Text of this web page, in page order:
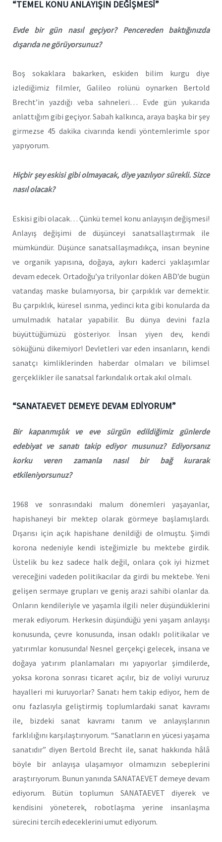
“TEMEL KONU ANLAYIŞIN DEĞİŞMESİ”
Evde bir gün nasıl geçiyor? Pencereden baktığınızda
dışarıda ne görüyorsunuz?
Boş sokaklara bakarken, eskiden bilim kurgu diye
izlediğimiz filmler, Galileo rolünü oynarken Bertold
Brecht’in yazdığı veba sahneleri… Evde gün yukarıda
anlattığım gibi geçiyor. Sabah kalkınca, araya başka bir şey
girmezse 45 dakika civarında kendi yöntemlerimle spor
yapıyorum.
Hiçbir şey eskisi gibi olmayacak, diye yazılıyor sürekli. Sizce
nasıl olacak?
Eskisi gibi olacak… Çünkü temel konu anlayışın değişmesi!
Anlayış değişimi de düşünceyi sanatsallaştırmak ile
mümkündür. Düşünce sanatsallaşmadıkça, insan beynine
ve organik yapısına, doğaya, aykırı kaderci yaklaşımlar
devam edecek. Ortadoğu’ya trilyonlar döken ABD’de bugün
vatandaş maske bulamıyorsa, bir çarpıklık var demektir.
Bu çarpıklık, küresel ısınma, yedinci kıta gibi konularda da
umulmadık hatalar yapabilir. Bu dünya devini fazla
büyüttüğümüzü gösteriyor. İnsan yiyen dev, kendi
söküğünü dikemiyor! Devletleri var eden insanların, kendi
sanatçı kimliklerinden haberdar olmaları ve bilimsel
gerçeklikler ile sanatsal farkındalık ortak akıl olmalı.
“SANATAEVET DEMEYE DEVAM EDİYORUM”
Bir kapanmışlık ve eve sürgün edildiğimiz günlerde
edebiyat ve sanatı takip ediyor musunuz? Ediyorsanız
korku veren zamanla nasıl bir bağ kurarak
etkileniyorsunuz?
1968 ve sonrasındaki malum dönemleri yaşayanlar,
hapishaneyi bir mektep olarak görmeye başlamışlardı.
Dışarısı için açık hapishane denildiği de olmuştu. Şimdi
korona nedeniyle kendi isteğimizle bu mektebe girdik.
Üstelik bu kez sadece halk değil, onlara çok iyi hizmet
vereceğini vadeden politikacılar da girdi bu mektebe. Yeni
gelişen sermaye grupları ve geniş arazi sahibi olanlar da.
Onların kendileriyle ve yaşamla ilgili neler düşündüklerini
merak ediyorum. Herkesin düşündüğü yeni yaşam anlayışı
konusunda, çevre konusunda, insan odaklı politikalar ve
yatırımlar konusunda! Nesnel gerçekçi gelecek, insana ve
doğaya yatırım planlamaları mı yapıyorlar şimdilerde,
yoksa korona sonrası ticaret açılır, biz de voliyi vururuz
hayalleri mi kuruyorlar? Sanatı hem takip ediyor, hem de
onu fazlasıyla geliştirmiş toplumlardaki sanat kavramı
ile, bizdeki sanat kavramı tanım ve anlayışlarının
farklılığını karşılaştırıyorum. “Sanatların en yücesi yaşama
sanatıdır” diyen Bertold Brecht ile, sanat hakkında hâlâ
böyle bir anlayışa ulaşamıyor olmamızın sebeplerini
araştırıyorum. Bunun yanında SANATAEVET demeye devam
ediyorum. Bütün toplumun SANATAEVET diyerek ve
kendisini yöneterek, robotlaşma yerine insanlaşma
sürecini tercih edeceklerini umut ediyorum.